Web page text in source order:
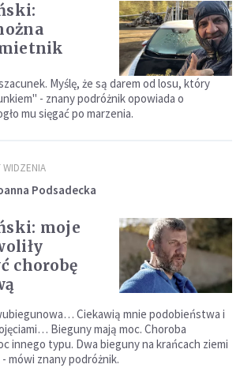
Myślę, że są darem od losu, który
- znany podróżnik opowiada o
mu sięgać po marzenia.
WIDZENIA
Podsadecka
moje
chorobę
Ciekawią mnie podobieństwa i
Bieguny mają moc. Choroba
innego typu. Dwa bieguny na krańcach ziemi
mówi znany podróżnik.